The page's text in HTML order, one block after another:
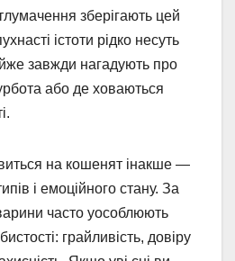
зберігають цей
істоти рідко несуть
завжди нагадують про
або де ховаються
на кошенят інакше —
і емоційного стану. За
часто уособлюють
грайливість, довіру